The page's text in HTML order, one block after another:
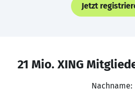
Jetzt
21 Mio. XING
Nachname: